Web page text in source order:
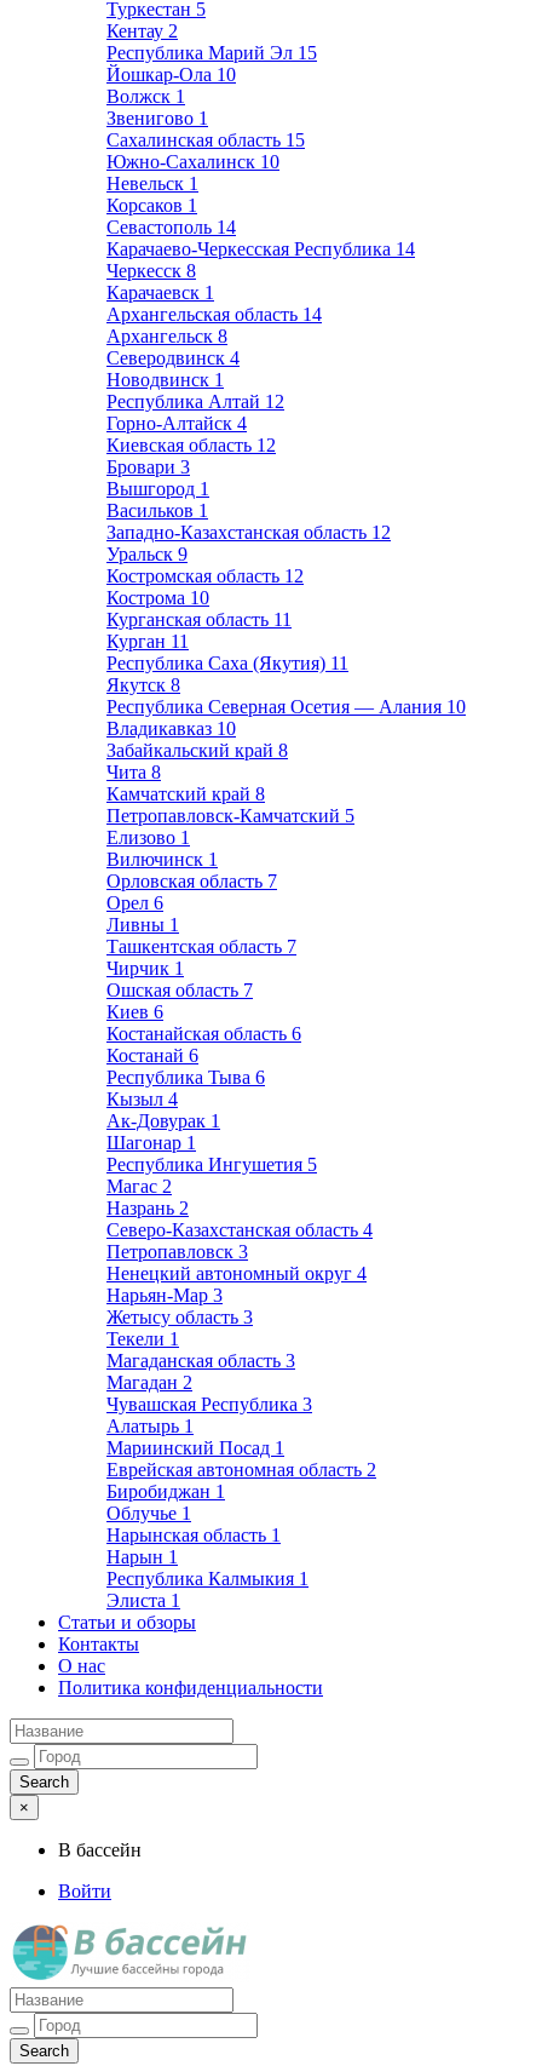
Туркестан 5
Кентау 2
Республика Марий Эл 15
Йошкар-Ола 10
Волжск 1
Звенигово 1
Сахалинская область 15
Южно-Сахалинск 10
Невельск 1
Корсаков 1
Севастополь 14
Карачаево-Черкесская Республика 14
Черкесск 8
Карачаевск 1
Архангельская область 14
Архангельск 8
Северодвинск 4
Новодвинск 1
Республика Алтай 12
Горно-Алтайск 4
Киевская область 12
Бровари 3
Вышгород 1
Васильков 1
Западно-Казахстанская область 12
Уральск 9
Костромская область 12
Кострома 10
Курганская область 11
Курган 11
Республика Саха (Якутия) 11
Якутск 8
Республика Северная Осетия — Алания 10
Владикавказ 10
Забайкальский край 8
Чита 8
Камчатский край 8
Петропавловск-Камчатский 5
Елизово 1
Вилючинск 1
Орловская область 7
Орел 6
Ливны 1
Ташкентская область 7
Чирчик 1
Ошская область 7
Киев 6
Костанайская область 6
Костанай 6
Республика Тыва 6
Кызыл 4
Ак-Довурак 1
Шагонар 1
Республика Ингушетия 5
Магас 2
Назрань 2
Северо-Казахстанская область 4
Петропавловск 3
Ненецкий автономный округ 4
Нарьян-Мар 3
Жетысу область 3
Текели 1
Магаданская область 3
Магадан 2
Чувашская Республика 3
Алатырь 1
Мариинский Посад 1
Еврейская автономная область 2
Биробиджан 1
Облучье 1
Нарынская область 1
Нарын 1
Республика Калмыкия 1
Элиста 1
Статьи и обзоры
Контакты
О нас
Политика конфиденциальности
×
В бассейн
Войти
Лучшие бассейны города